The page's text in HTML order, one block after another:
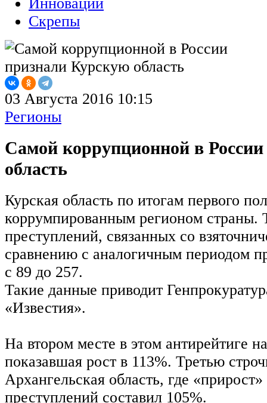
Скрепы
03 Августа 2016 10:15
Регионы
Самой коррупционной в
область
Курская область по итогам первого
коррумпированным регионом страны.
преступлений, связанных со
сравнению с аналогичным периодом
с 89 до 257.
Такие данные приводит
«Известия».
На втором месте в этом антирейтиге
показавшая рост в 113%. Третью
Архангельская область, где
преступлений составил 105%.